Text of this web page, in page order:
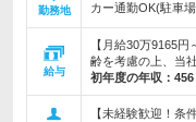
勤務地
カー通勤OK(駐車
給与
【月給30万9165
齢を考慮の上、当
初年度の年収： 456
【未経験歓迎！条